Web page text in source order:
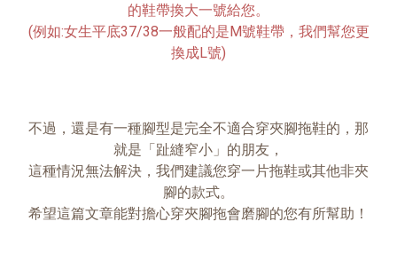
的鞋帶換大一號給您。
(例如:女生平底37/38一般配的是M號鞋帶，我們幫您更
換成L號)
不過，還是有一種腳型是完全不適合穿夾腳拖鞋的，那
就是「趾縫窄小」的朋友，
這種情況無法解決，我們建議您穿一片拖鞋或其他非夾
腳的款式。
希望這篇文章能對擔心穿夾腳拖會磨腳的您有所幫助！